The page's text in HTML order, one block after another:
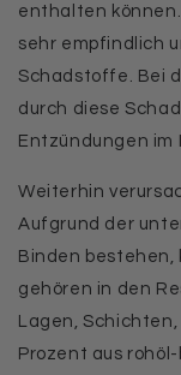
enthalten
sehr empfindlich
Schadstoffe. Bei
durch diese
Entzündungen im
Weiterhin
Aufgrund der
Binden bestehen,
gehören in den
Lagen, Schichten,
Prozent aus